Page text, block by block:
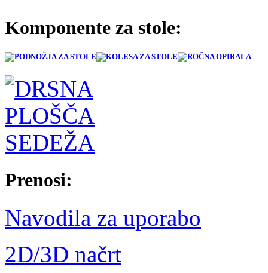
Komponente za stole:
Prenosi:
Navodila za uporabo
2D/3D načrt